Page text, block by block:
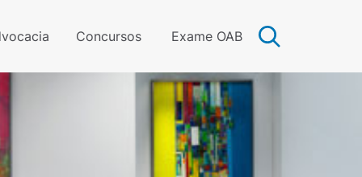
Concursos Exame OAB